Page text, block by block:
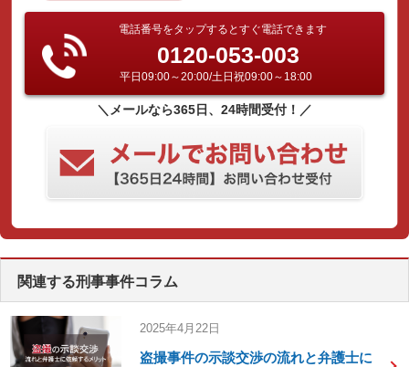
電話番号をタップするとすぐ電話できます
0120-053-003
平日09:00～20:00/土日祝09:00～18:00
＼メールなら365日、24時間受付！／
関連する刑事事件コラム
2025年4月22日
盗撮事件の示談交渉の流れと弁護士に